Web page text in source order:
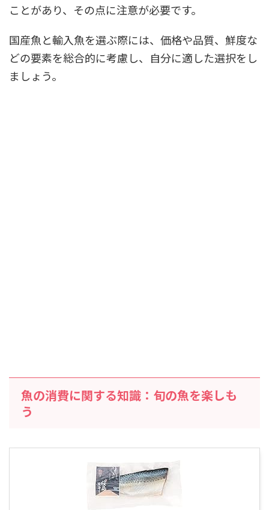
ことがあり、その点に注意が必要です。
国産魚と輸入魚を選ぶ際には、価格や品質、鮮度な
どの要素を総合的に考慮し、自分に適した選択をし
ましょう。
魚の消費に関する知識：旬の魚を楽しも
う